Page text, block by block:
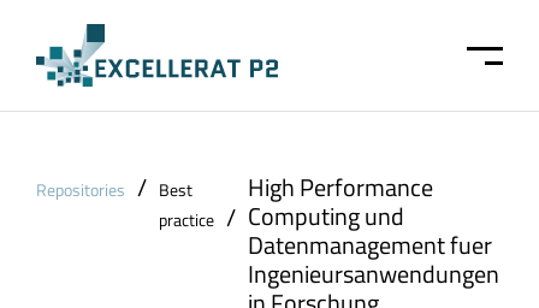
Repositories / Best
practice /
High Performance
Computing und
Datenmanagement fuer
Ingenieursanwendungen